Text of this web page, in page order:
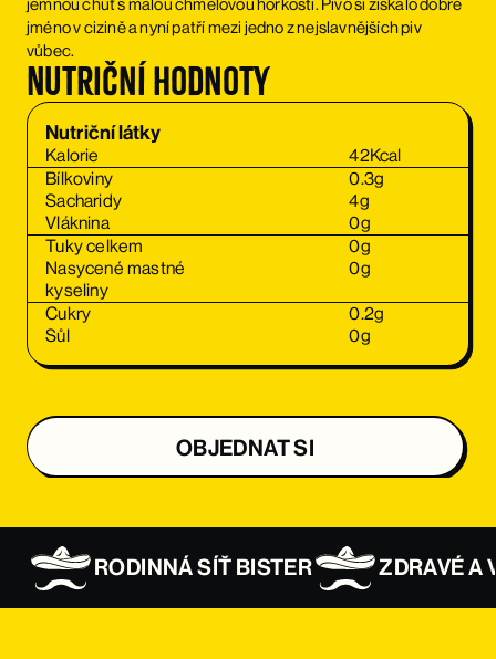
jemnou chuť s malou chmelovou hořkostí. Pivo si získalo dobré
jméno v cizině a nyní patří mezi jedno z nejslavnějších piv
vůbec.
Nutriční hodnoty
Nutriční látky
Kalorie 42Kcal
Bílkoviny
0.3g
Sacharidy
4g
Vláknina
0g
Tuky celkem
0g
Nasycené mastné
kyseliny
0g
Cukry 0.2g
Sůl
0g
OBJEDNAT SI
OBJEDNAT SI
RODINNÁ SÍŤ BISTER ZDRAVÉ A